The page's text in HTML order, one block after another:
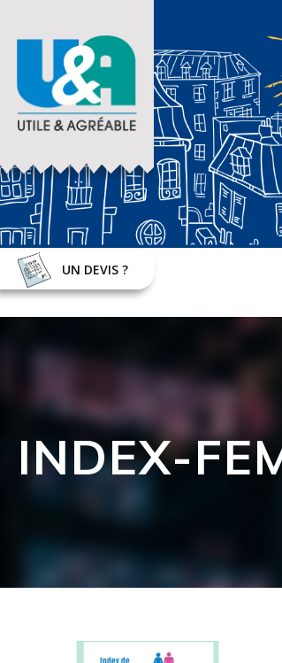
UN DEVIS ?
INDEX-